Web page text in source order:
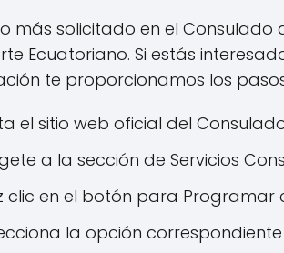
más solicitado en el
Ecuatoriano. Si estás
te proporcionamos los
el sitio web oficial del
a la sección de Servicios
clic en el botón para Programar
la opción